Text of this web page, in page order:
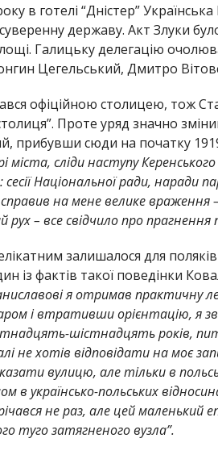
в готелі “Дністер”
державу. Акт Злуки
Галицьку делегацію
Цегельський, Дмитро
офіційною столицею, тож
Проте уряд значно
прибувши сюди на початку
міста, сліди наступу
Національної ради, наради
на мене велике враження
рух – все свідчило про
залишалося для
із фактів такої поведінки
я отримав практичну
і втративши орієнтацію, я
шістнадцять років,
не хотів відповідати на моє
вулицю, але тільки в
в українсько-польських
не раз, але цей маленький
туго затягненого вузла”.